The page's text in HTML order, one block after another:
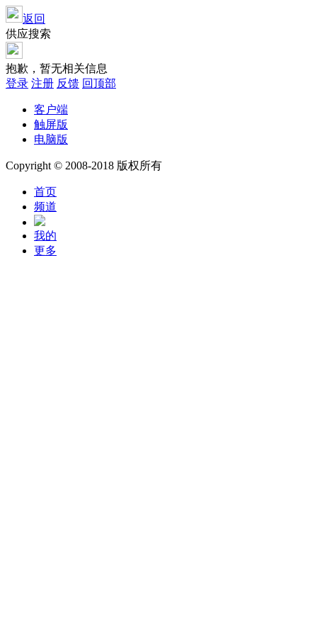
返回
供应搜索
抱歉，暂无相关信息
登录 注册 反馈 回顶部
客户端
触屏版
电脑版
Copyright © 2008-2018 版权所有
首页
频道
我的
更多